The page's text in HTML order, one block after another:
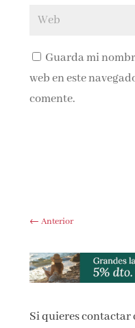
Guarda mi
web en este
comente.
←Anterior
Si quieres contactar